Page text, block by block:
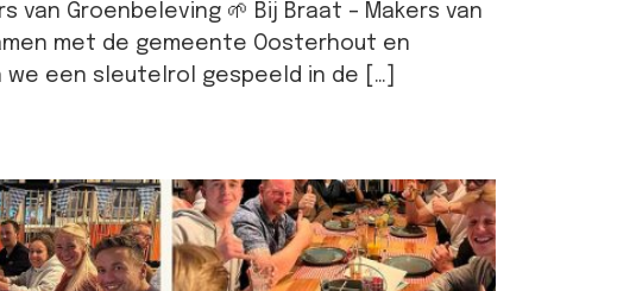
van Groenbeleving 🌱 Bij Braat – Makers van
met de gemeente Oosterhout en
een sleutelrol gespeeld in de […]